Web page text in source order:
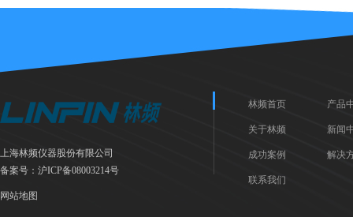
上海林频仪器股份有限公司
备案号： 沪ICP备08003214号
网站地图
林频首页 产品
关于林频 新闻
成功案例 解决
联系我们